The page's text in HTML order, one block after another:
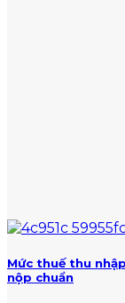
Mức thuế thu
nộp chuẩn